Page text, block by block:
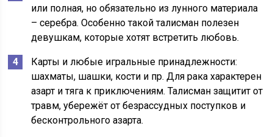
или полная, но обязательно из лунного материала
– серебра. Особенно такой талисман полезен
девушкам, которые хотят встретить любовь.
Карты и любые игральные принадлежности:
шахматы, шашки, кости и пр. Для рака характерен
азарт и тяга к приключениям. Талисман защитит от
травм, убережёт от безрассудных поступков и
бесконтрольного азарта.